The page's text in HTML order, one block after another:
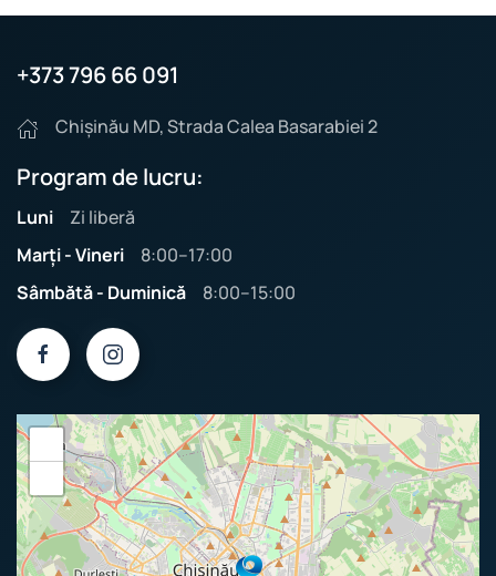
+373 796 66 091
Chișinău MD, Strada Calea Basarabiei 2
Program de lucru:
Luni
Zi liberă
Marți - Vineri
8:00–17:00
Sâmbătă - Duminică
8:00–15:00